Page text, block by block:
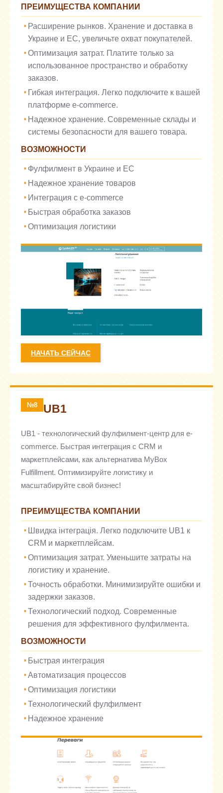
ПРЕИМУЩЕСТВА КОМПАНИИ
Расширение рынков. Хранение и доставка в
Украине и ЕС, увеличьте охват покупателей.
Оптимизация затрат. Платите только за
использованное пространство и обработку
заказов.
Гибкая интеграция. Легко подключите к вашей
платформе e-commerce.
Надежное хранение. Современные склады и
системы безопасности для вашего товара.
ВОЗМОЖНОСТИ
Фулфилмент в Украине и ЕС
Надежное хранение товаров
Интеграция с e-commerce
Быстрая обработка заказов
Оптимизация логистики
НАЧАТЬ СЕЙЧАС
№8 UB1
UB1 - технологический фулфилмент-центр для e-
commerce. Быстрая интеграция с CRM и
маркетплейсами, как альтернатива MyBox
Fulfillment. Оптимизируйте логистику и
масштабируйте свой бизнес!
ПРЕИМУЩЕСТВА КОМПАНИИ
Швидка інтеграція. Легко подключите UB1 к
CRM и маркетплейсам.
Оптимизация затрат. Уменьшите затраты на
логистику и хранение.
Точность обработки. Минимизируйте ошибки и
задержки заказов.
Технологический подход. Современные
решения для эффективного фулфилмента.
ВОЗМОЖНОСТИ
Быстрая интеграция
Автоматизация процессов
Оптимизация логистики
Технологический фулфилмент
Надежное хранение